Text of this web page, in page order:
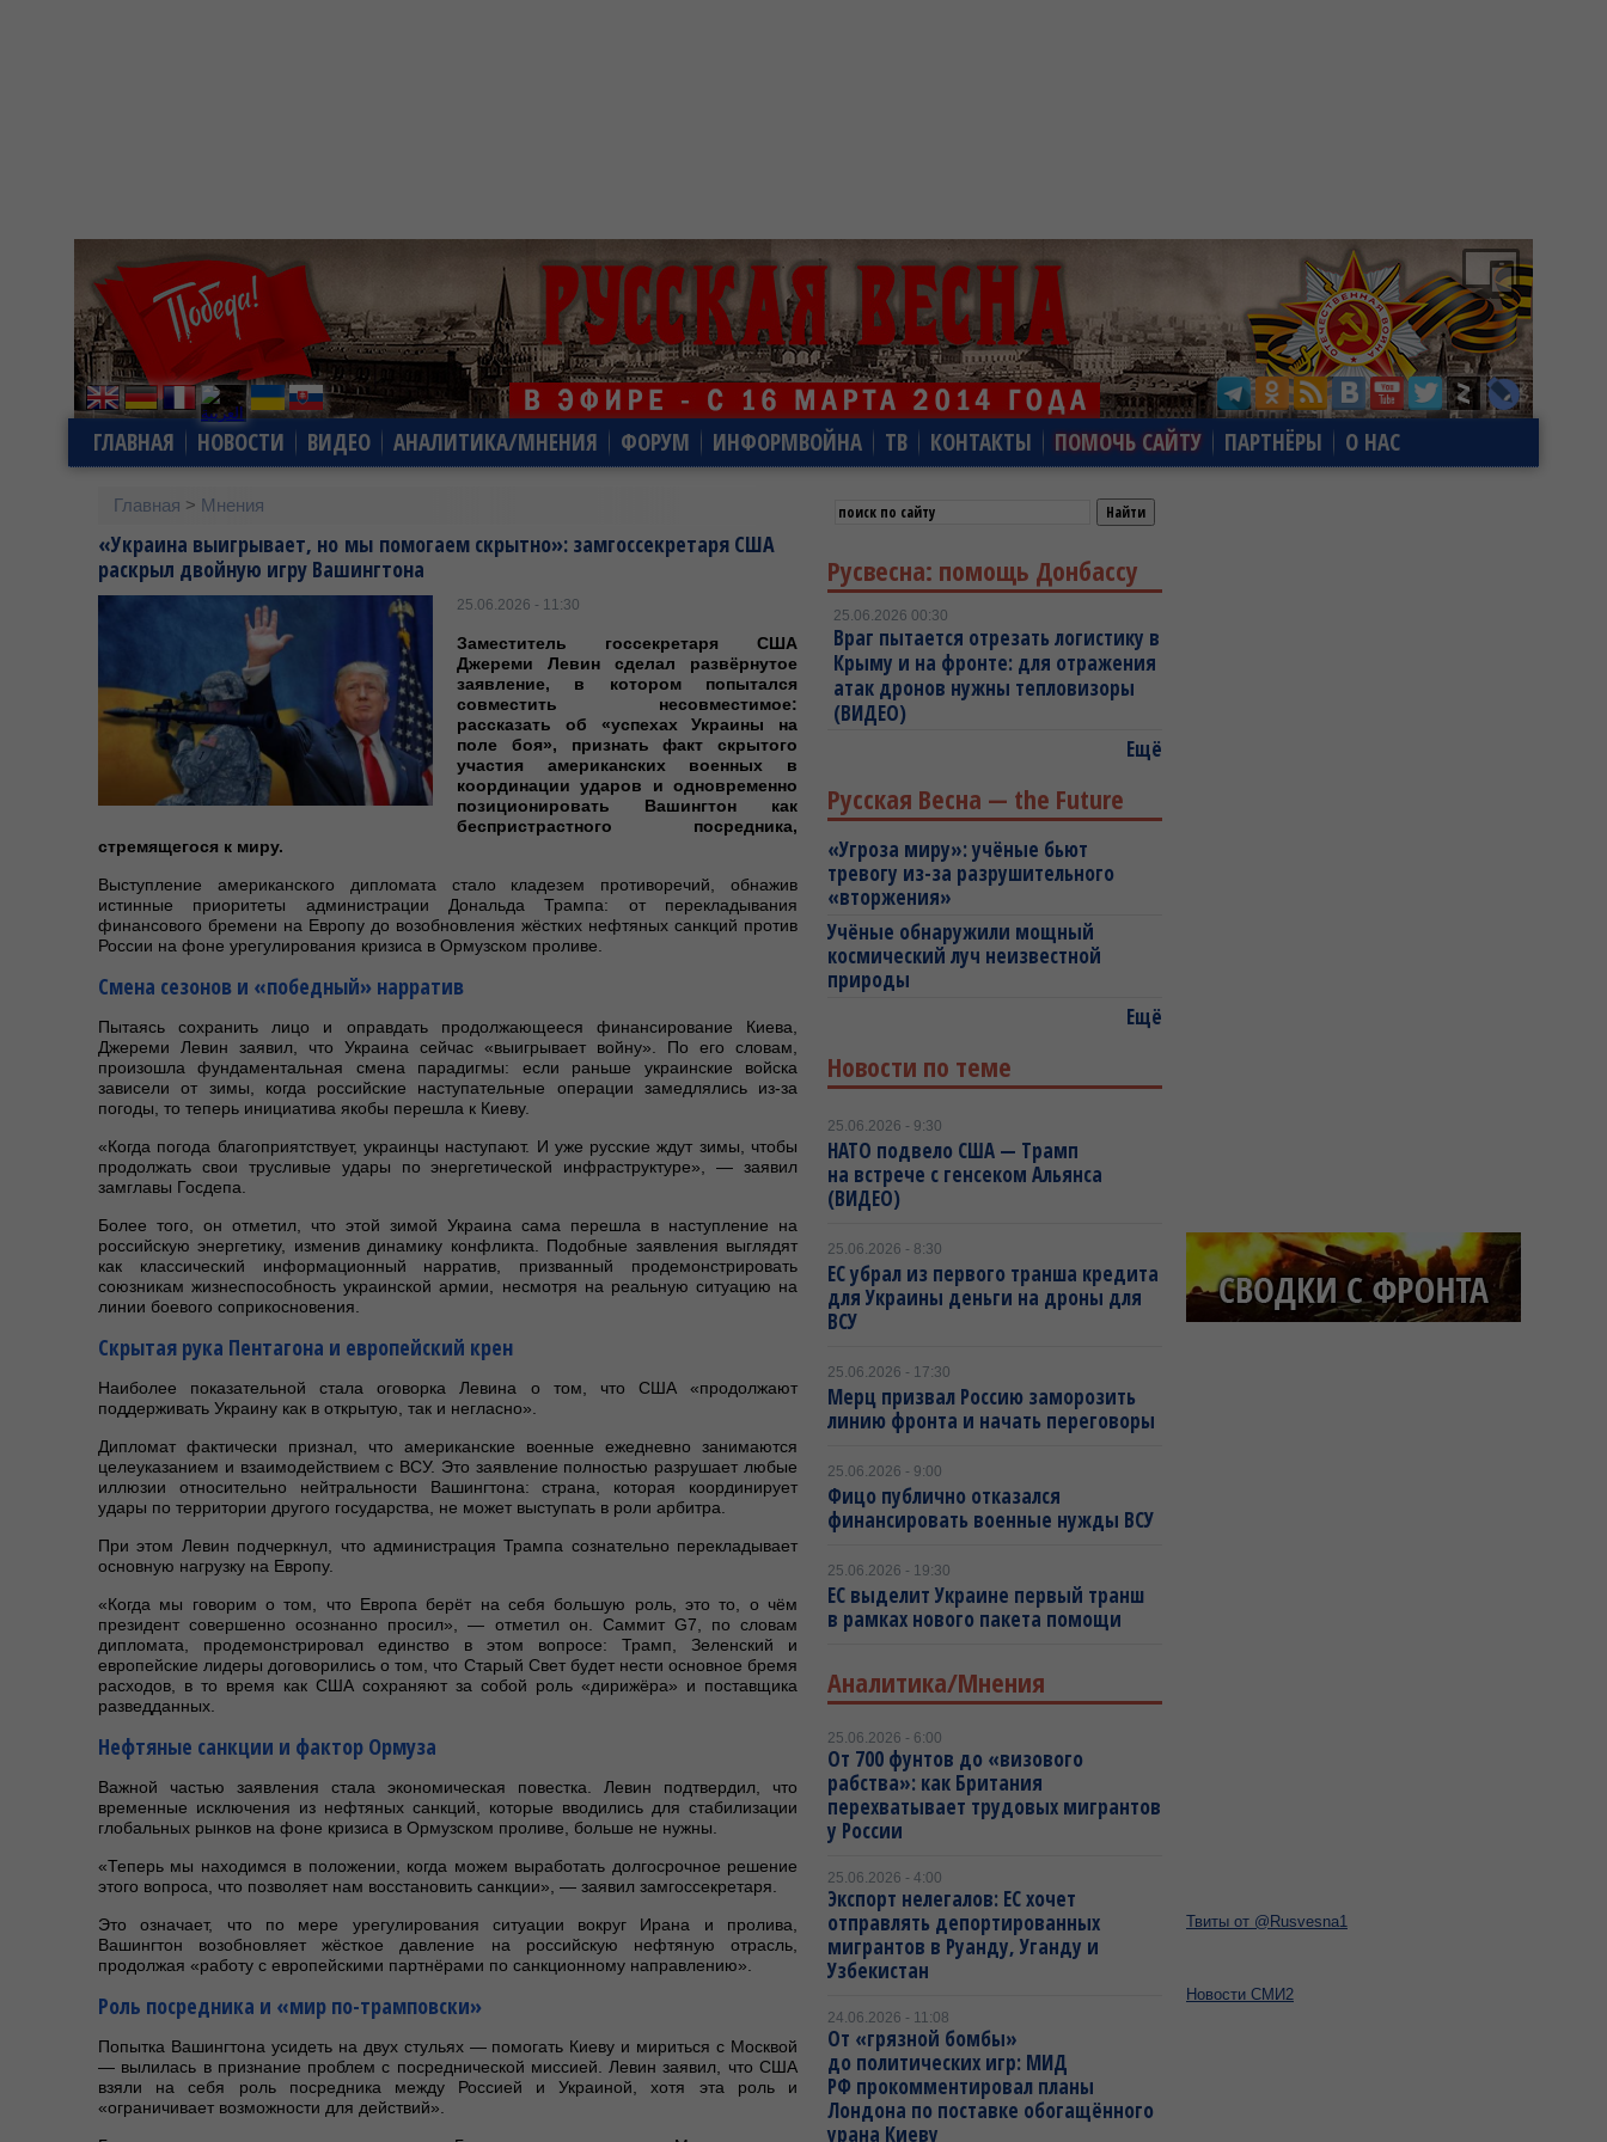
ГЛАВНАЯ НОВОСТИ ВИДЕО АНАЛИТИКА/МНЕНИЯ ФОРУМ ИНФОРМВОЙНА ТВ КОНТАКТЫ ПОМОЧЬ САЙТУ ПАРТНЁРЫ О НАС
Главная > Мнения
«Украина выигрывает, но мы помогаем скрытно»: замгоссекретаря США
раскрыл двойную игру Вашингтона
25.06.2026 - 11:30
Заместитель госсекретаря США
Джереми Левин сделал развёрнутое
заявление, в котором попытался
совместить несовместимое:
рассказать об «успехах Украины на
поле боя», признать факт скрытого
участия американских военных в
координации ударов и одновременно
позиционировать Вашингтон как
беспристрастного посредника,
стремящегося к миру.
Выступление американского дипломата стало кладезем противоречий, обнажив
истинные приоритеты администрации Дональда Трампа: от перекладывания
финансового бремени на Европу до возобновления жёстких нефтяных санкций против
России на фоне урегулирования кризиса в Ормузском проливе.
Смена сезонов и «победный» нарратив
Пытаясь сохранить лицо и оправдать продолжающееся финансирование Киева,
Джереми Левин заявил, что Украина сейчас «выигрывает войну». По его словам,
произошла фундаментальная смена парадигмы: если раньше украинские войска
зависели от зимы, когда российские наступательные операции замедлялись из-за
погоды, то теперь инициатива якобы перешла к Киеву.
«Когда погода благоприятствует, украинцы наступают. И уже русские ждут зимы, чтобы
продолжать свои трусливые удары по энергетической инфраструктуре», — заявил
замглавы Госдепа.
Более того, он отметил, что этой зимой Украина сама перешла в наступление на
российскую энергетику, изменив динамику конфликта. Подобные заявления выглядят
как классический информационный нарратив, призванный продемонстрировать
союзникам жизнеспособность украинской армии, несмотря на реальную ситуацию на
линии боевого соприкосновения.
Скрытая рука Пентагона и европейский крен
Наиболее показательной стала оговорка Левина о том, что США «продолжают
поддерживать Украину как в открытую, так и негласно».
Дипломат фактически признал, что американские военные ежедневно занимаются
целеуказанием и взаимодействием с ВСУ. Это заявление полностью разрушает любые
иллюзии относительно нейтральности Вашингтона: страна, которая координирует
удары по территории другого государства, не может выступать в роли арбитра.
При этом Левин подчеркнул, что администрация Трампа сознательно перекладывает
основную нагрузку на Европу.
«Когда мы говорим о том, что Европа берёт на себя большую роль, это то, о чём
президент совершенно осознанно просил», — отметил он. Саммит G7, по словам
дипломата, продемонстрировал единство в этом вопросе: Трамп, Зеленский и
европейские лидеры договорились о том, что Старый Свет будет нести основное бремя
расходов, в то время как США сохраняют за собой роль «дирижёра» и поставщика
разведданных.
Нефтяные санкции и фактор Ормуза
Важной частью заявления стала экономическая повестка. Левин подтвердил, что
временные исключения из нефтяных санкций, которые вводились для стабилизации
глобальных рынков на фоне кризиса в Ормузском проливе, больше не нужны.
«Теперь мы находимся в положении, когда можем выработать долгосрочное решение
этого вопроса, что позволяет нам восстановить санкции», — заявил замгоссекретаря.
Это означает, что по мере урегулирования ситуации вокруг Ирана и пролива,
Вашингтон возобновляет жёсткое давление на российскую нефтяную отрасль,
продолжая «работу с европейскими партнёрами по санкционному направлению».
Роль посредника и «мир по-трамповски»
Попытка Вашингтона усидеть на двух стульях — помогать Киеву и мириться с Москвой
— вылилась в признание проблем с посреднической миссией. Левин заявил, что США
взяли на себя роль посредника между Россией и Украиной, хотя эта роль и
«ограничивает возможности для действий».
Русвесна: помощь Донбассу
25.06.2026 00:30
Враг пытается отрезать логистику в
Крыму и на фронте: для отражения
атак дронов нужны тепловизоры
(ВИДЕО)
Ещё
Русская Весна — the Future
«Угроза миру»: учёные бьют
тревогу из-за разрушительного
«вторжения»
Учёные обнаружили мощный
космический луч неизвестной
природы
Ещё
Новости по теме
25.06.2026 - 9:30
НАТО подвело США — Трамп
на встрече с генсеком Альянса
(ВИДЕО)
25.06.2026 - 8:30
ЕС убрал из первого транша кредита
для Украины деньги на дроны для
ВСУ
25.06.2026 - 17:30
Мерц призвал Россию заморозить
линию фронта и начать переговоры
25.06.2026 - 9:00
Фицо публично отказался
финансировать военные нужды ВСУ
25.06.2026 - 19:30
ЕС выделит Украине первый транш
в рамках нового пакета помощи
Аналитика/Мнения
25.06.2026 - 6:00
От 700 фунтов до «визового
рабства»: как Британия
перехватывает трудовых мигрантов
у России
25.06.2026 - 4:00
Экспорт нелегалов: ЕС хочет
отправлять депортированных
мигрантов в Руанду, Уганду и
Узбекистан
24.06.2026 - 11:08
От «грязной бомбы»
до политических игр: МИД
РФ прокомментировал планы
Лондона по поставке обогащённого
урана Киеву
Твиты от @Rusvesna1
Новости СМИ2